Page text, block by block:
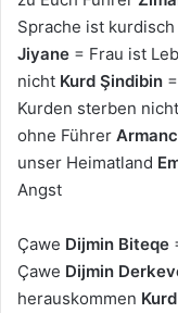
Sprache ist kurdisch
Jiyane = Frau ist
nicht Kurd Şindibin
Kurden sterben nicht
ohne Führer
unser Heimatland
Angst
Çawe Dijmin Biteqe
Çawe Dijmin
herauskommen